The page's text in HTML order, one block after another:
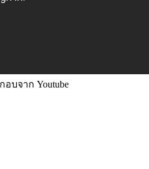
อบจาก Youtube